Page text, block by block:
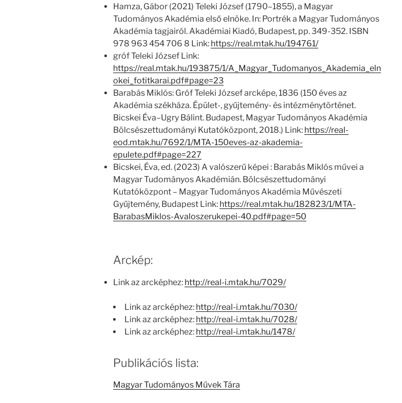
Hamza, Gábor (2021) Teleki József (1790–1855), a Magyar
Tudományos Akadémia első elnöke. In: Portrék a Magyar Tudományos
Akadémia tagjairól. Akadémiai Kiadó, Budapest, pp. 349-352. ISBN
978 963 454 706 8 Link: https://real.mtak.hu/194761/
gróf Teleki József Link:
https://real.mtak.hu/193875/1/A_Magyar_Tudomanyos_Akademia_eln
okei_fotitkarai.pdf#page=23
Barabás Miklós: Gróf Teleki József arcképe, 1836 (150 éves az
Akadémia székháza. Épület-, gyűjtemény- és intézménytörténet.
Bicskei Éva–Ugry Bálint. Budapest, Magyar Tudományos Akadémia
Bölcsészettudományi Kutatóközpont, 2018.) Link: https://real-
eod.mtak.hu/7692/1/MTA-150eves-az-akademia-
epulete.pdf#page=227
Bicskei, Éva, ed. (2023) A valószerű képei : Barabás Miklós művei a
Magyar Tudományos Akadémián. Bölcsészettudományi
Kutatóközpont – Magyar Tudományos Akadémia Művészeti
Gyűjtemény, Budapest Link: https://real.mtak.hu/182823/1/MTA-
BarabasMiklos-Avaloszerukepei-40.pdf#page=50
Arckép:
Link az arcképhez: http://real-i.mtak.hu/7029/
Link az arcképhez: http://real-i.mtak.hu/7030/
Link az arcképhez: http://real-i.mtak.hu/7028/
Link az arcképhez: http://real-i.mtak.hu/1478/
Publikációs lista:
Magyar Tudományos Művek Tára